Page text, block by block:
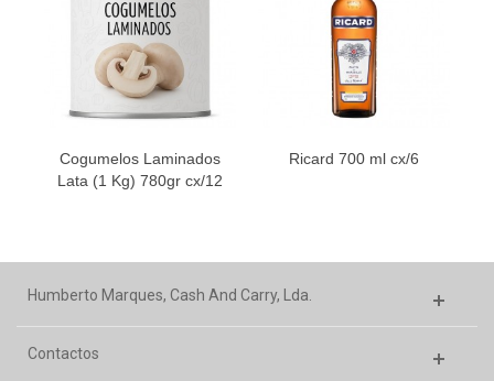
Cogumelos Laminados
Lata (1 Kg) 780gr cx/12
Ricard 700 ml cx/6
Humberto Marques, Cash And Carry, Lda.
Contactos